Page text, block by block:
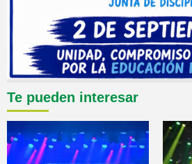
Te pueden interesar